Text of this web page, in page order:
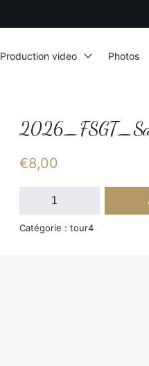
€8,00
quantité
Catégorie : tour4
Production video Photos